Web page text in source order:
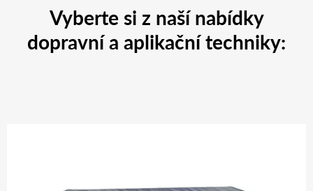
Vyberte si z naší nabídky
dopravní a aplikační techniky: